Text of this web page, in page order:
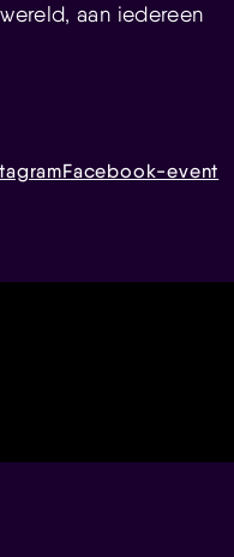
aan iedereen
Facebook-event